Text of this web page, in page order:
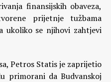
finansijskih obaveza,
prijetnje tužbama
ukoliko se njihovi zahtjevi
Petros Statis je zaprijetio
primorani da Budvanskoj